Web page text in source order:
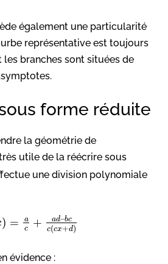
également une particularité
représentative est toujours
branches sont situées de
forme réduite
la géométrie de
utile de la réécrire sous
une division polynomiale
) =
a
c
+ ad–bc
c(cx+d)
évidence :